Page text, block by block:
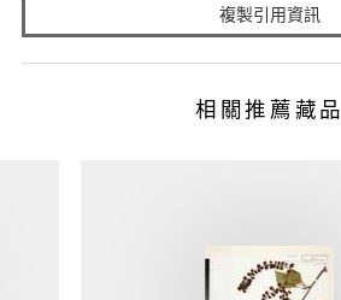
複製引用資訊
相關推薦藏品